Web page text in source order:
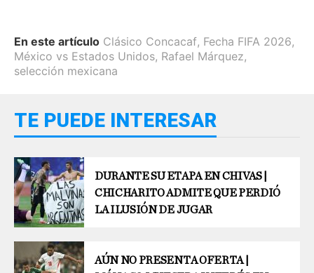
En este artículo Clásico Concacaf, Fecha FIFA 2026,
México vs Estados Unidos, Rafael Márquez,
selección mexicana
TE PUEDE INTERESAR
DURANTE SU ETAPA EN CHIVAS |
CHICHARITO ADMITE QUE PERDIÓ
LA ILUSIÓN DE JUGAR
AÚN NO PRESENTA OFERTA |